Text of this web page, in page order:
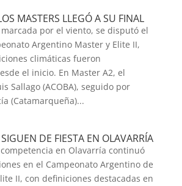
MASTERS LLEGÓ A SU FINAL
por el viento, se disputó el
Argentino Master y Elite II,
climáticas fueron
el inicio. En Master A2, el
Sallago (ACOBA), seguido por
(Catamarqueña)...
DE FIESTA EN OLAVARRÍA
en Olavarría continuó
en el Campeonato Argentino de
II, con definiciones destacadas en